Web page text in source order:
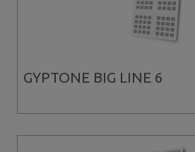
GYPTONE BIG LINE 6